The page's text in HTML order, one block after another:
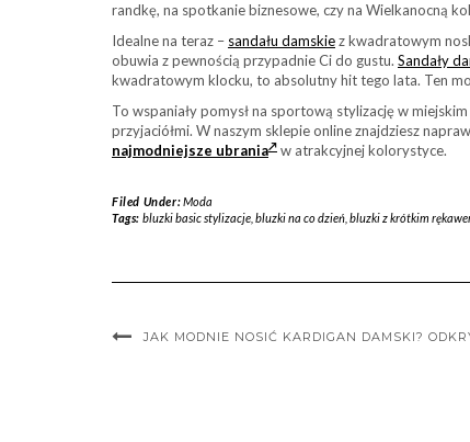
randkę, na spotkanie biznesowe, czy na Wielkanocną
Idealne na teraz – sandału damskiez kwadratowym
obuwia z pewnością przypadnie Ci do gustu. Sandały
kwadratowym klocku, to absolutny hit tego lata. Ten
To wspaniały pomysł na sportową stylizację w
przyjaciółmi. W naszym sklepie online znajdziesz
najmodniejsze ubrania
w atrakcyjnej kolorystyce.
Filed Under:Moda
Tags: bluzki basic stylizacje, bluzki na co dzień, bluzki z krótkim
JAK MODNIE NOSIĆ KARDIGAN DAMSKI?